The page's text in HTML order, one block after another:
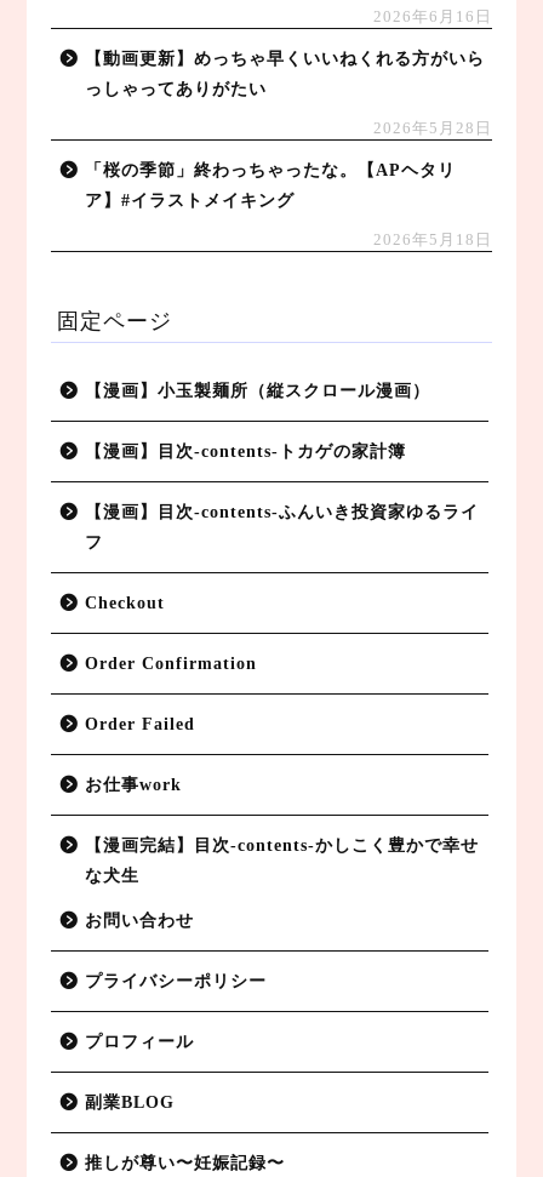
2026年6月16日
【動画更新】めっちゃ早くいいねくれる方がいら
っしゃってありがたい
2026年5月28日
「桜の季節」終わっちゃったな。【APヘタリ
ア】#イラストメイキング
2026年5月18日
固定ページ
【漫画】小玉製麺所（縦スクロール漫画）
【漫画】目次-contents-トカゲの家計簿
【漫画】目次-contents-ふんいき投資家ゆるライ
フ
Checkout
Order Confirmation
Order Failed
お仕事work
【漫画完結】目次-contents-かしこく豊かで幸せ
な犬生
お問い合わせ
プライバシーポリシー
プロフィール
副業BLOG
推しが尊い〜妊娠記録〜
特定商取引法に基づく表記